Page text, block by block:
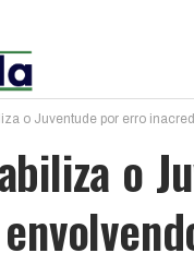
o Juventude por erro
o